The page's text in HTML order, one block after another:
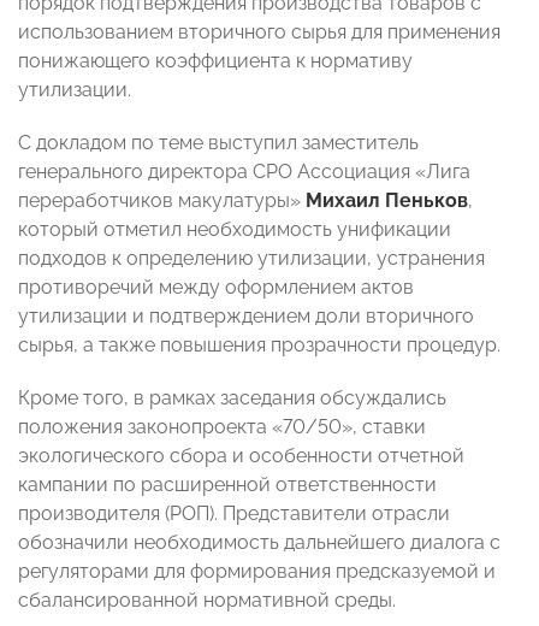
использованием вторичного сырья для применения
понижающего коэффициента к нормативу
утилизации.
С докладом по теме выступил заместитель
генерального директора СРО Ассоциация «Лига
переработчиков макулатуры» Михаил Пеньков,
который отметил необходимость унификации
подходов к определению утилизации, устранения
противоречий между оформлением актов
утилизации и подтверждением доли вторичного
сырья, а также повышения прозрачности процедур.
Кроме того, в рамках заседания обсуждались
положения законопроекта «70/50», ставки
экологического сбора и особенности отчетной
кампании по расширенной ответственности
производителя (РОП). Представители отрасли
обозначили необходимость дальнейшего диалога с
регуляторами для формирования предсказуемой и
сбалансированной нормативной среды.